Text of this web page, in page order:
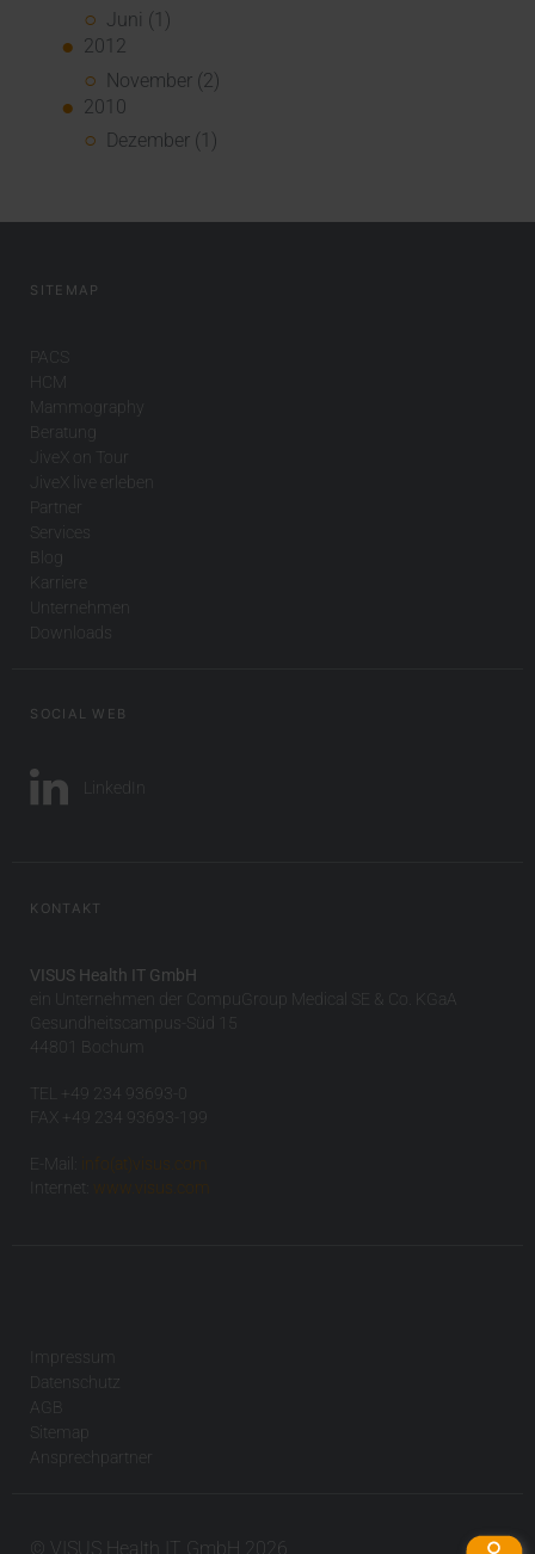
Juni (1)
2012
November (2)
2010
Dezember (1)
SITEMAP
PACS
HCM
Mammography
Beratung
JiveX on Tour
JiveX live erleben
Partner
Services
Blog
Karriere
Unternehmen
Downloads
SOCIAL WEB
LinkedIn
KONTAKT
VISUS Health IT GmbH
ein Unternehmen der CompuGroup Medical SE & Co. KGaA
Gesundheitscampus-Süd 15
44801 Bochum
TEL +49 234 93693-0
FAX +49 234 93693-199
E-Mail:
info(at)visus.com
Internet:
www.visus.com
Impressum
Datenschutz
AGB
Sitemap
Ansprechpartner
© VISUS Health IT GmbH 2026